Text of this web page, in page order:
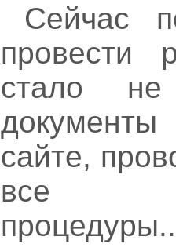
Сейчас
провести
стало
сайте,
все